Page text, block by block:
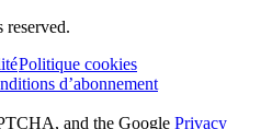
Politique cookies
d’abonnement
and the Google Privacy